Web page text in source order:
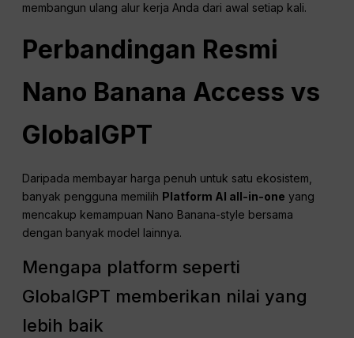
membangun ulang alur kerja Anda dari awal setiap kali.
Perbandingan Resmi
Nano Banana Access vs
GlobalGPT
Daripada membayar harga penuh untuk satu ekosistem,
banyak pengguna memilih Platform AI all-in-one yang
mencakup kemampuan Nano Banana-style bersama
dengan banyak model lainnya.
Mengapa platform seperti
GlobalGPT memberikan nilai yang
lebih baik